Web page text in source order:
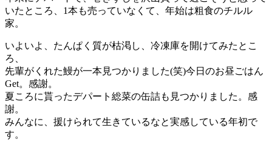
いたところ、1本も売っていなくて、年始は粗食のチルル
家。
いよいよ、たんぱく質が枯渇し、冷凍庫を開けてみたとこ
ろ、
先輩がくれた鰻が一本見つかりました(笑)今日のお昼ごはん
Get。感謝。
夏ころに貰ったデパート総菜の缶詰も見つかりました。感
謝。
みんなに、援けられて生きているなと実感している年初で
す。